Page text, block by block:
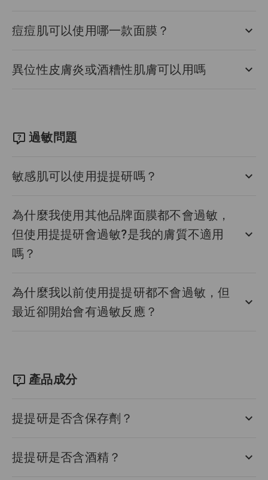
痘痘肌可以使用哪一款面膜？
異位性皮膚炎或酒糟性肌膚可以用嗎
過敏問題
敏感肌可以使用提提研嗎？
為什麼我使用其他品牌面膜都不會過敏，
但使用提提研會過敏?是我的膚質不適用
嗎？
為什麼我以前使用提提研都不會過敏，但
最近卻開始會有過敏反應？
產品成分
提提研是否含保存劑？
提提研是否含酒精？